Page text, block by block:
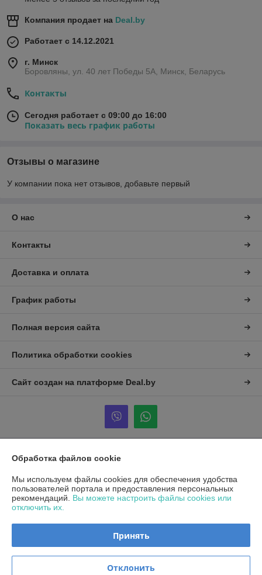
Компания продает на Deal.by
Работает с 14.12.2021
г. Минск
Боровляны, ул. 40 лет Победы 5A, Минск, Беларусь
Контакты
Сегодня работает с 09:00 до 16:00
Показать весь график работы
Отзывы о магазине
У компании пока нет отзывов, добавьте первый
О нас
Контакты
Доставка и оплата
График работы
Полная версия сайта
Политика обработки cookies
Сайт создан на платформе Deal.by
Информация для покупателя
Юридическое лицо:Общество с ограниченной ответственностью
«Альтена»
223053, Минская обл., Минский р-н., Боровлянский с/с, д. Боровляны,
ул. 40 лет Победы, д. 5А, каб.25
Регистрационный орган: Минский райисполком
Обработка файлов cookie
Мы используем файлы cookies для обеспечения удобства
пользователей портала и предоставления персональных
рекомендаций. Вы можете настроить файлы cookies или
отключить их.
Принять
Отклонить